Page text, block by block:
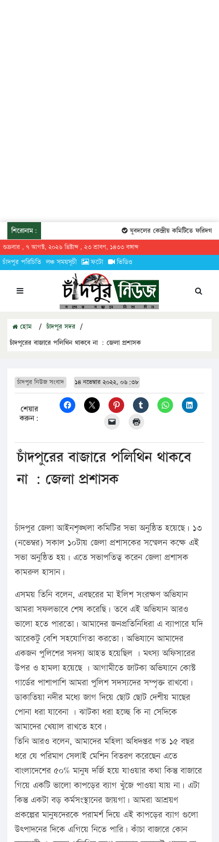
শিরোনাম: যুবদলের কেন্দ্রীয় কমিটিতে
শুক্রবার , ৭ আগস্ট, ২০২৬ খ্রিষ্টাব্দ , ২৩ শ্রাবণ, ১৪৩৩ বঙ্গাব্দ
চাঁদপুর পরিচিতি লঞ্চ সময়সূচী ফটো ভিডিও
হোম / চাঁদপুর সদর /
চাঁদপুরের বাজারে পলিথিন থাকবে না : জেলা প্রশাসক
চাঁদপুর নিউজ সংবাদ ১৪ নভেম্বার ২০২২, ০৬:৩৮
শেয়ার
করুন:
চাঁদপুরের বাজারে পলিথিন থাকবে
না : জেলা প্রশাসক
চাঁদপুর জেলা আইনশৃঙ্খলা কমিটির সভা অনুষ্ঠিত হয়েছে। ১৩
(নভেম্বর) সকাল ১০টায় জেলা প্রশাসকের সম্মেলন কক্ষে এই
সভা অনুষ্ঠিত হয়। এতে সভাপতিত্ব করেন জেলা প্রশাসক
কামরুল হাসান।
এসময় তিনি বলেন, এবছরের মা ইলিশ সংরক্ষণ অভিযান
আমরা সফলভাবে শেষ করেছি। তবে এই অভিযান আরও
ভালো হতে পারতো। আমাদের জনপ্রতিনিধিরা এ ব্যাপারে যদি
আরেকটু বেশি সহযোগিতা করতো। অভিযানে আমাদের
একজন পুলিশের সদস্য আহত হয়েছিল । মৎস্য অফিসারের
উপর ও হামলা হয়েছে । আগামীতে জাটকা অভিযানে কোস্ট
গার্ডের পাশাপাশি আমরা পুলিশ সদস্যদের সম্পৃক্ত রাখবো।
ডাকাতিয়া নদীর মধ্যে জাগ দিয়ে ছোট ছোট দেশীয় মাছের
পোনা ধরা যাবেনা । ঝাটকা ধরা হচ্ছে কি না সেদিকে
আমাদের খেয়াল রাখতে হবে।
তিনি আরও বলেন, আমাদের মহিলা অধিদপ্তর গত ১৫ বছর
ধরে যে পরিমাণ সেলাই মেশিন বিতরণ করেছেন এতে
বাংলাদেশের ৫০% মানুষ দর্জি হয়ে যাওয়ার কথা কিন্তু বাজারে
গিয়ে একটি ভালো কাপড়ের ব্যাগ খুঁজে পাওয়া যায় না। এটা
কিন্তু একটা বড় কর্মসংস্থানের জায়গা। আমরা আশ্রয়ণ
প্রকল্পের মানুষদেরকে পরামর্শ দিয়ে এই কাপড়ের ব্যাগ গুলো
উৎপাদনের দিকে এগিয়ে নিতে পারি। কাঁচা বাজারে কোন